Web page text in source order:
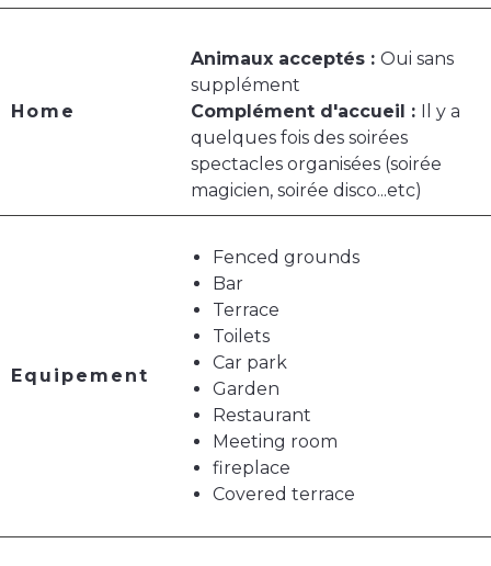
Home
Animaux acceptés : Oui sans
supplément
Complément d'accueil :
Il y a
quelques fois des soirées
spectacles organisées (soirée
magicien, soirée disco...etc)
Equipement
Fenced grounds
Bar
Terrace
Toilets
Car park
Garden
Restaurant
Meeting room
fireplace
Covered terrace